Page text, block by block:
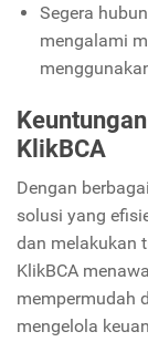
Segera
mengalami
KlikBCA
Dengan
solusi yang
dan melakukan
KlikBCA
mempermudah
mengelola